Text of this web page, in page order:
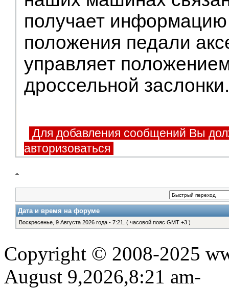
получает информацию
положения педали
управляет
дроссельной заслонки.
Для добавления сообщений Вы
авторизоваться
Дата и время на форуме
Воскресенье, 9 Августа 2026 года - 7:21, ( часовой пояс GMT +3 )
Copyright © 2008-2025
August 9,2026,8:21 am-